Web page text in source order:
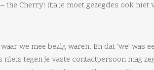
the Cherry! (tja je moet gezegdes ook
we mee bezig waren. En dat ‘we’
tegen je vaste contactpersoon mag